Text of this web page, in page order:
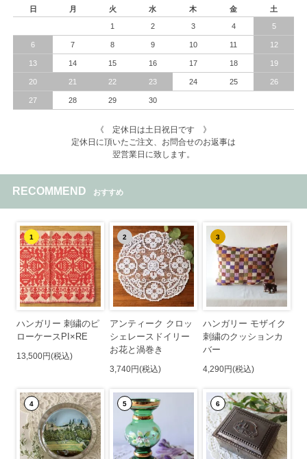
日 月 火 水 木 金 土
1 2 3 4 5
6 7 8 9 10 11 12
13 14 15 16 17 18 19
20 21 22 23 24 25 26
27 28 29 30
《 定休日は土日祝日です 》
定休日に頂いたご注文、お問合せのお返事は
翌営業日に致します。
RECOMMEND おすすめ
1
ハンガリー 刺繍のピ
ローケースPI×RE
13,500円(税込)
2
アンティーク クロッ
シェレースドイリー
お花と渦巻き
3,740円(税込)
3
ハンガリー モザイク
刺繍のクッションカ
バー
4,290円(税込)
4 5 6